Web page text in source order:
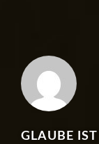
GLAUBE IST